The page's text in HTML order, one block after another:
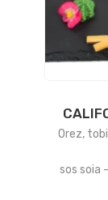
Orez,
sos soia